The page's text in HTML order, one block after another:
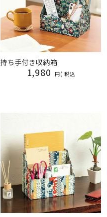
持ち手付き収納箱
1,980 税込